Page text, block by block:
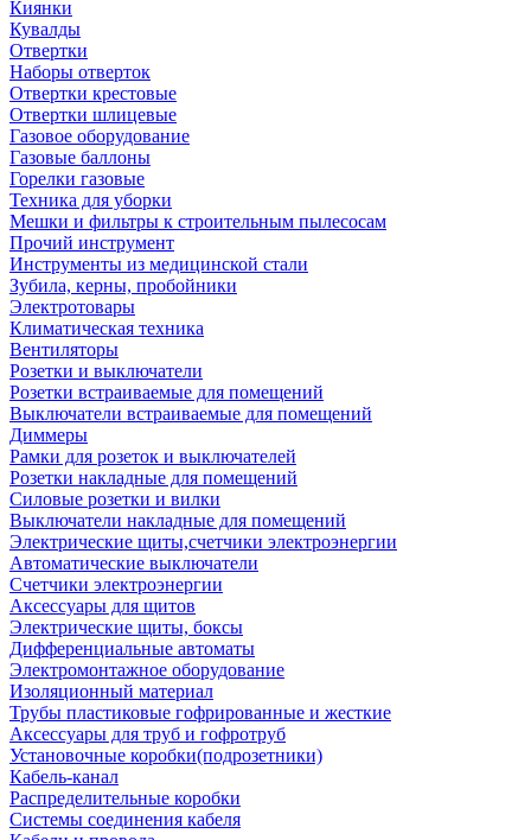
Киянки
Кувалды
Отвертки
Наборы отверток
Отвертки крестовые
Отвертки шлицевые
Газовое оборудование
Газовые баллоны
Горелки газовые
Техника для уборки
Мешки и фильтры к строительным пылесосам
Прочий инструмент
Инструменты из медицинской стали
Зубила, керны, пробойники
Электротовары
Климатическая техника
Вентиляторы
Розетки и выключатели
Розетки встраиваемые для помещений
Выключатели встраиваемые для помещений
Диммеры
Рамки для розеток и выключателей
Розетки накладные для помещений
Силовые розетки и вилки
Выключатели накладные для помещений
Электрические щиты,счетчики электроэнергии
Автоматические выключатели
Счетчики электроэнергии
Аксессуары для щитов
Электрические щиты, боксы
Дифференциальные автоматы
Электромонтажное оборудование
Изоляционный материал
Трубы пластиковые гофрированные и жесткие
Аксессуары для труб и гофротруб
Установочные коробки(подрозетники)
Кабель-канал
Распределительные коробки
Системы соединения кабеля